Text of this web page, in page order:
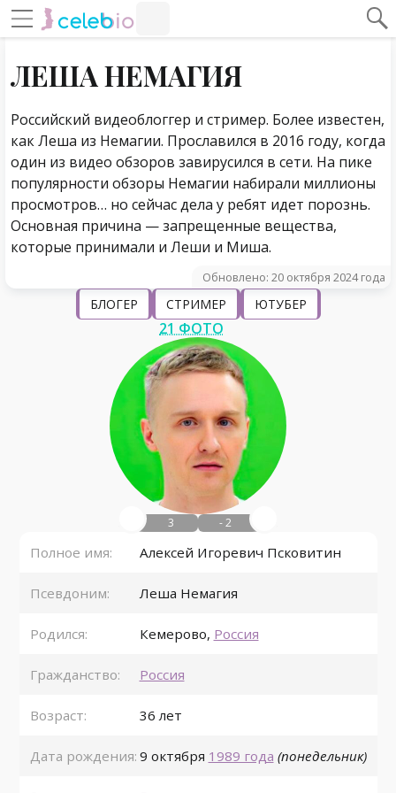
Навигация по сайту
ЛЕША НЕМАГИЯ
Российский видеоблоггер и стример. Более известен,
как Леша из Немагии. Прославился в 2016 году, когда
один из видео обзоров завирусился в сети. На пике
популярности обзоры Немагии набирали миллионы
просмотров… но сейчас дела у ребят идет порознь.
Основная причина — запрещенные вещества,
которые принимали и Леши и Миша.
Обновлено: 20 октября 2024 года
БЛОГЕР СТРИМЕР ЮТУБЕР
21 ФОТО
3 - 2
Полное имя: Алексей Игоревич Псковитин
Псевдоним: Леша Немагия
Родился: Кемерово, Россия
Гражданство: Россия
Возраст: 36 лет
Дата рождения: 9 октября 1989 года (понедельник)